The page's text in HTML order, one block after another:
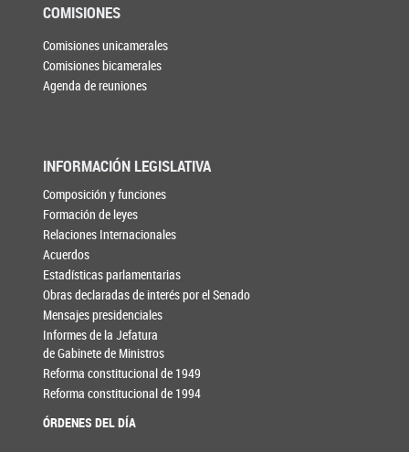
COMISIONES
Comisiones unicamerales
Comisiones bicamerales
Agenda de reuniones
INFORMACIÓN LEGISLATIVA
Composición y funciones
Formación de leyes
Relaciones Internacionales
Acuerdos
Estadísticas parlamentarias
Obras declaradas de interés por el Senado
Mensajes presidenciales
Informes de la Jefatura
de Gabinete de Ministros
Reforma constitucional de 1949
Reforma constitucional de 1994
ÓRDENES DEL DÍA